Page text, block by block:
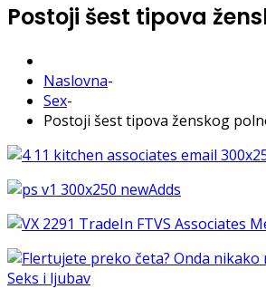
Postoji šest tipova
Naslovna-
Sex-
Postoji šest tipova ženskog
Seks i ljubav